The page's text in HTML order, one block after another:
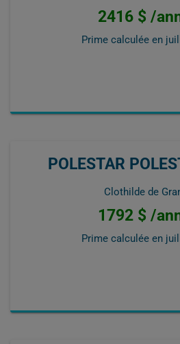
2416 $ /
Prime calculée en
POLESTAR
Clothilde de
1792 $ /
Prime calculée en